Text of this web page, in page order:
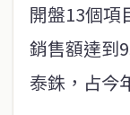
開盤13個項
銷售額達到
泰銖，占今